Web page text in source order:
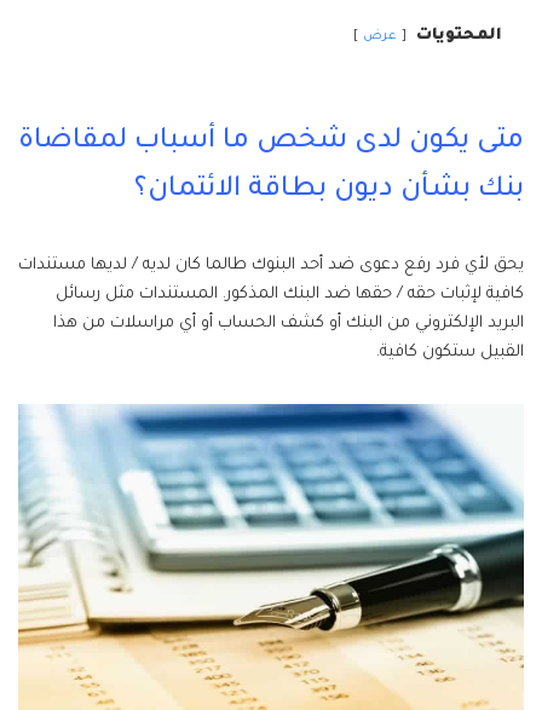
المحتويات عرض
متى يكون لدى شخص ما أسباب لمقاضاة
بنك بشأن ديون بطاقة الائتمان؟
يحق لأي فرد رفع دعوى ضد أحد البنوك طالما كان لديه / لديها مستندات
كافية لإثبات حقه / حقها ضد البنك المذكور. المستندات مثل رسائل
البريد الإلكتروني من البنك أو كشف الحساب أو أي مراسلات من هذا
القبيل ستكون كافية.